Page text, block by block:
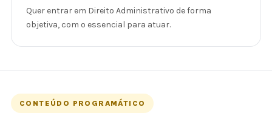
Quer entrar em Direito Administrativo de forma
objetiva, com o essencial para atuar.
CONTEÚDO PROGRAMÁTICO